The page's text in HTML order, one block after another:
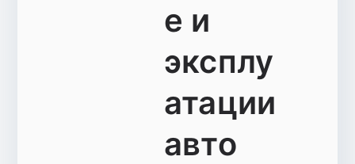
е и
эксплу
атации
авто